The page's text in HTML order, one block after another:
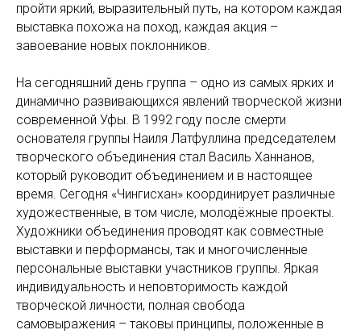
пройти яркий, выразительный путь, на котором каждая
выставка похожа на поход, каждая акция –
завоевание новых поклонников.
На сегодняшний день группа – одно из самых ярких и
динамично развивающихся явлений творческой жизни
современной Уфы. В 1992 году после смерти
основателя группы Наиля Латфуллина председателем
творческого объединения стал Василь Ханнанов,
который руководит объединением и в настоящее
время. Сегодня «Чингисхан» координирует различные
художественные, в том числе, молодёжные проекты.
Художники объединения проводят как совместные
выставки и перформансы, так и многочисленные
персональные выставки участников группы. Яркая
индивидуальность и неповторимость каждой
творческой личности, полная свобода
самовыражения – таковы принципы, положенные в